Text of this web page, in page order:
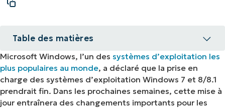
Table des matières
Le support n’est plus disponible pour Windows 7
et 8/8.1
Une brève histoire de Windows 7, 8, et 8.1
Microsoft Windows, l’un des systèmes d’exploitation les
plus populaires au monde, a déclaré que la prise en
charge des systèmes d’exploitation Windows 7 et 8/8.1
prendrait fin. Dans les prochaines semaines, cette mise à
jour entraînera des changements importants pour les